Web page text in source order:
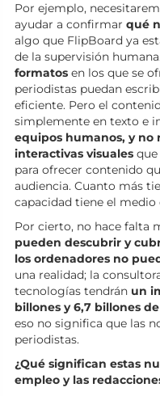
Por ejemplo,
ayudar a confirmar qué
algo que FlipBoard ya
de la supervisión
formatos en los que se
periodistas puedan
eficiente. Pero el
simplemente en texto e
equipos humanos, y no
interactivas visuales
para ofrecer contenido
audiencia. Cuanto más
capacidad tiene el
Por cierto, no hace falta
pueden descubrir y
los ordenadores no
una realidad; la
tecnologías tendrán un
billones y 6,7 billones
eso no significa que las
periodistas.
¿Qué significan estas
empleo y las